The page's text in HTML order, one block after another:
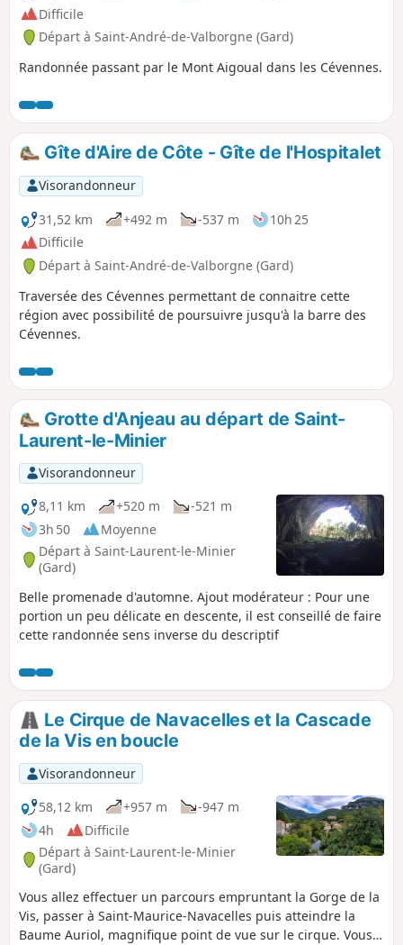
Difficile
Départ à Saint-André-de-Valborgne (Gard)
Randonnée passant par le Mont Aigoual dans les Cévennes.
Gîte d'Aire de Côte - Gîte de l'Hospitalet
Visorandonneur
31,52 km
+492 m -537 m
10h 25
Difficile
Départ à Saint-André-de-Valborgne (Gard)
Traversée des Cévennes permettant de connaitre cette
région avec possibilité de poursuivre jusqu'à la barre des
Cévennes.
Grotte d'Anjeau au départ de Saint-
Laurent-le-Minier
Visorandonneur
8,11 km
+520 m
-521 m
3h 50
Moyenne
Départ à Saint-Laurent-le-Minier
(Gard)
Belle promenade d'automne. Ajout modérateur : Pour une
portion un peu délicate en descente, il est conseillé de faire
cette randonnée sens inverse du descriptif
Le Cirque de Navacelles et la Cascade
de la Vis en boucle
Visorandonneur
58,12 km
+957 m
-947 m
4h
Difficile
Départ à Saint-Laurent-le-Minier
(Gard)
Vous allez effectuer un parcours empruntant la Gorge de la
Vis, passer à Saint-Maurice-Navacelles puis atteindre la
Baume Auriol, magnifique point de vue sur le cirque. Vous